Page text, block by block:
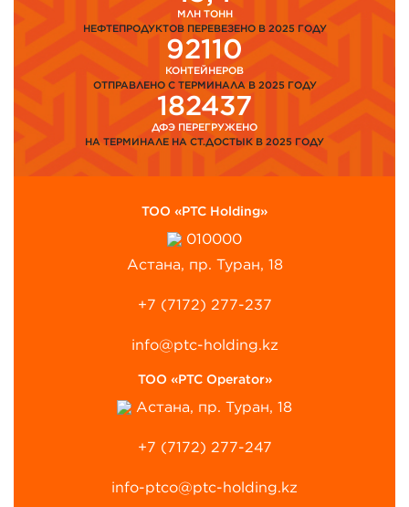
МЛН ТОНН
НЕФТЕПРОДУКТОВ ПЕРЕВЕЗЕНО В 2025 ГОДУ
92110
КОНТЕЙНЕРОВ
ОТПРАВЛЕНО С ТЕРМИНАЛА В 2025 ГОДУ
182437
ДФЭ ПЕРЕГРУЖЕНО
НА ТЕРМИНАЛЕ НА СТ.ДОСТЫК В 2025 ГОДУ
ТОО «PTC Holding»
010000
Астана, пр. Туран, 18
+7 (7172) 277-237
info@ptc-holding.kz
ТОО «PTC Operator»
Астана, пр. Туран, 18
+7 (7172) 277-247
info-ptco@ptc-holding.kz